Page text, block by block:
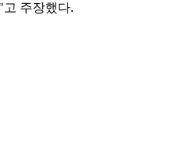
주장했다.